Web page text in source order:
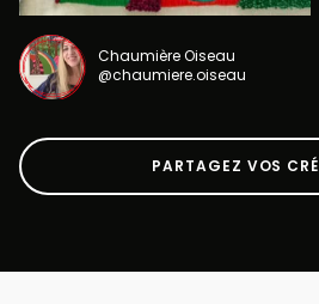
Chaumière Oiseau
@chaumiere.oiseau
PARTAGEZ VOS